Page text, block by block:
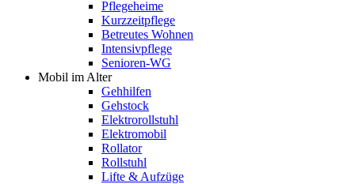
Pflegeheime
Kurzzeitpflege
Betreutes Wohnen
Intensivpflege
Senioren-WG
Mobil im Alter
Gehhilfen
Gehstock
Elektrorollstuhl
Elektromobil
Rollator
Rollstuhl
Lifte & Aufzüge